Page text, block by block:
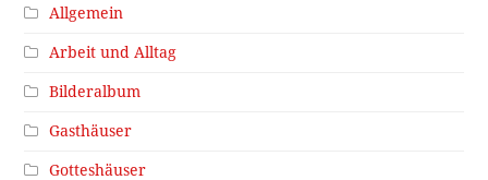
Allgemein
Arbeit und Alltag
Bilderalbum
Gasthäuser
Gotteshäuser